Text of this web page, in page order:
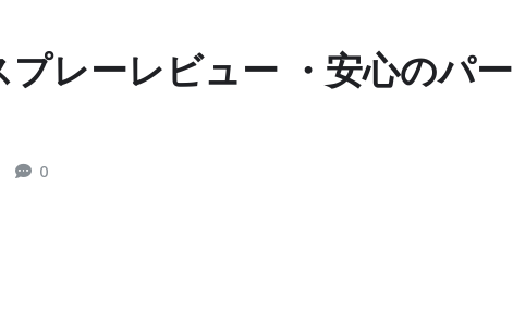
レーレビュー ・安心のパー
0